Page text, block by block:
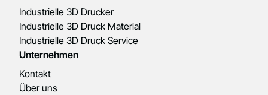
Industrielle 3D Drucker
Industrielle 3D Druck Material
Industrielle 3D Druck Service
Unternehmen
Kontakt
Über uns